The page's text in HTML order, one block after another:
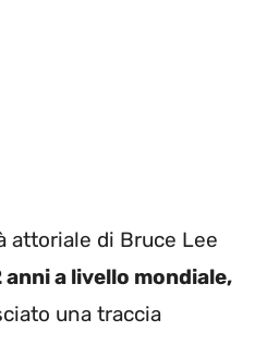
attoriale di Bruce Lee
anni a livello mondiale,
una traccia